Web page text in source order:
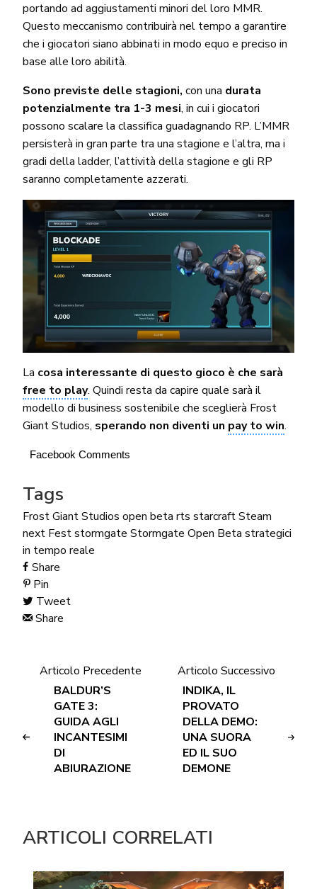
portando ad aggiustamenti minori del loro MMR.
Questo meccanismo contribuirà nel tempo a garantire
che i giocatori siano abbinati in modo equo e preciso in
base alle loro abilità.
Sono previste delle stagioni, con una durata
potenzialmente tra 1-3 mesi, in cui i giocatori
possono scalare la classifica guadagnando RP. L’MMR
persisterà in gran parte tra una stagione e l’altra, ma i
gradi della ladder, l’attività della stagione e gli RP
saranno completamente azzerati.
La cosa interessante di questo gioco è che sarà
free to play. Quindi resta da capire quale sarà il
modello di business sostenibile che sceglierà Frost
Giant Studios, sperando non diventi un pay to win.
Facebook Comments
Tags
Frost Giant Studios open beta rts starcraftSteam
next Feststormgate Stormgate Open Beta strategici
in tempo reale
Share
Pin
Tweet
Share
Articolo Precedente
BALDUR’S
GATE 3:
GUIDA AGLI
INCANTESIMI
DI
ABIURAZIONE
Articolo Successivo
INDIKA, IL
PROVATO
DELLA DEMO:
UNA SUORA
ED IL SUO
DEMONE
ARTICOLI CORRELATI